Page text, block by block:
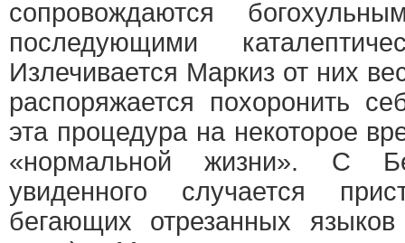
сопровождаются
последующими
Излечивается Маркиз от них
распоряжается похоронить
эта процедура на некоторое
«нормальной жизни». С
увиденного случается
бегающих отрезанных